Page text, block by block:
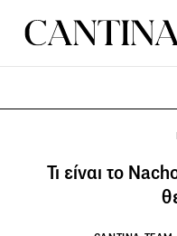
Τι είναι το